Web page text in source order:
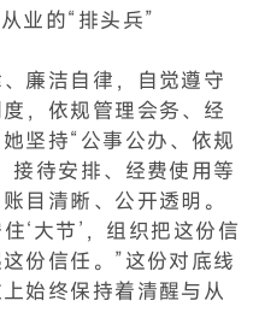
业的“排头兵”
廉洁自律，自觉遵守
，依规管理会务、经
坚持“公事公办、依规
接待安排、经费使用等
目清晰、公开透明。
‘大节’，组织把这份信
份信任。”这份对底线
始终保持着清醒与从